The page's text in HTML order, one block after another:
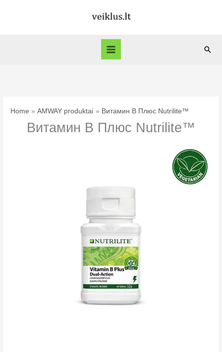
Home AMWAY produktai Витамин В Плюс Nutrilite™
Витамин В Плюс Nutrilite™